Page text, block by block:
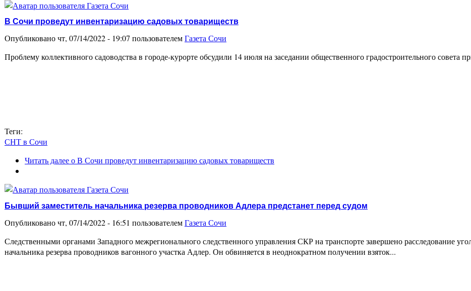
В Сочи проведут инвентаризацию садовых товариществ
Опубликовано чт, 07/14/2022 - 19:07 пользователемГазета Сочи
Проблему коллективного садоводства в городе-курорте обсудили 14 июля на заседании общественного градостроительного совета
Теги:
СНТ в Сочи
Читать далеео В Сочи проведут инвентаризацию садовых товариществ
Бывший заместитель начальника резерва проводников Адлера предстанет перед судом
Опубликовано чт, 07/14/2022 - 16:51 пользователемГазета Сочи
Следственными органами Западного межрегионального следственного управления СКР на транспорте завершено расследование
начальника резерва проводников вагонного участка Адлер. Он обвиняется в неоднократном получении взяток...